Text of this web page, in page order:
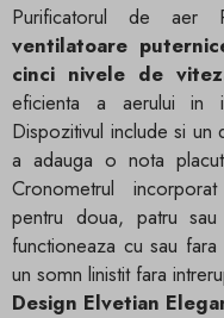
Purificatorul de aer
ventilatoare
cinci nivele de
eficienta a aerului in
Dispozitivul include si
a adauga o nota
Cronometrul
pentru doua, patru
functioneaza cu sau
un somn linistit fara
Design Elvetian